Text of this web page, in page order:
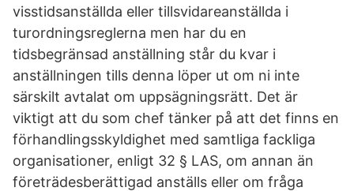
visstidsanställda eller tillsvidareanställda i
turordningsreglerna men har du en
tidsbegränsad anställning står du kvar i
anställningen tills denna löper ut om ni inte
särskilt avtalat om uppsägningsrätt. Det är
viktigt att du som chef tänker på att det finns en
förhandlingsskyldighet med samtliga fackliga
organisationer, enligt 32 § LAS, om annan än
företrädesberättigad anställs eller om fråga